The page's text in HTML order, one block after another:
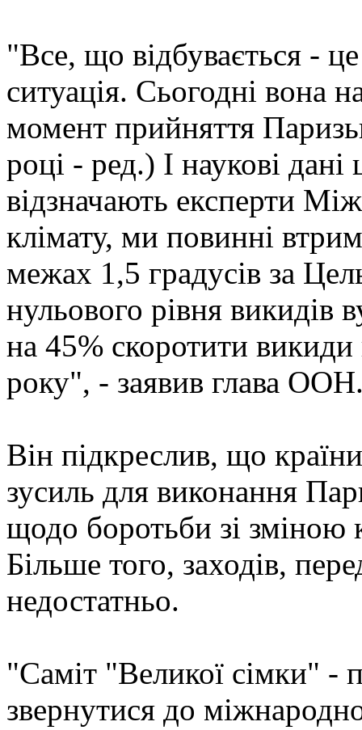
"Все, що відбувається -
ситуація. Сьогодні вона
момент прийняття
році - ред.) І наукові
відзначають експерти
клімату, ми повинні
межах 1,5 градусів за
нульового рівня викидів
на 45% скоротити
року", - заявив глава
Він підкреслив, що
зусиль для виконання
щодо боротьби зі зміною
Більше того, заходів,
недостатньо.
"Саміт "Великої сімки" -
звернутися до